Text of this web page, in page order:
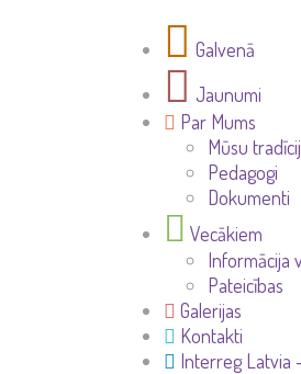
Galvenā
Jaunumi
Par Mums
Mūsu
Pedagogi
Dokumenti
Vecākiem
Informācija
Pateicības
Galerijas
Kontakti
Interreg Latvia